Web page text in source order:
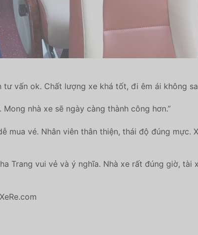
tư vấn ok. Chất lượng xe khá tốt, đi êm ái không
nhà xe sẽ ngày càng thành công hơn.”
mua vé. Nhân viên thân thiện, thái độ đúng mực.
Trang vui vẻ và ý nghĩa. Nhà xe rất đúng giờ, tài